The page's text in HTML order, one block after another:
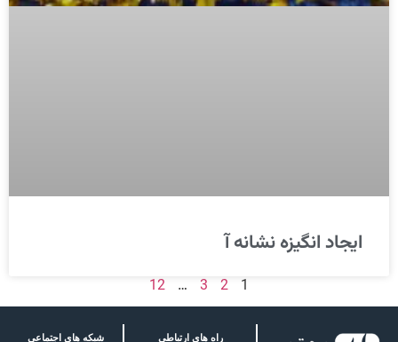
ایجاد انگیزه نشانه آ
1
2
3
…
12
راه های ارتباطی شبکه های اجتماعی